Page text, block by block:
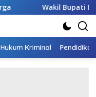
Wakil Bupati Malaka
Hukum Kriminal Pendidikan